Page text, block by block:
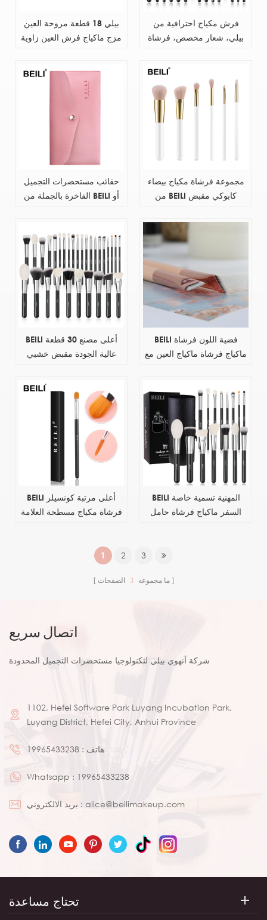
بيلي 18 قطعة مروحة العين
مزج ماكياج فرش العين زاوية
المهنية بالجملة أفضل مصنع
فرش مكياج احترافية من
بيلي، شعار مخصص، فرشاة
النعومة، 15 قطعة بمقبض
خشبي عالي الجودة
حقائب مستحضرات التجميل
الفاخرة بالجملة من BEILI أو
مجموعة فرشاة مكياج بيضاء
من BEILI كابوكي مقبض
وشعر اصطناعي بملصق خاص
منخفض موك مع حقيبة خلاط
brsuh
BEILI أعلى مصنع 30 قطعة
عالية الجودة مقبض خشبي
الحواجب كحل العلامة الخاصة
فرشاة مكياج مجموعة
المحمولة
BEILI فضية اللون فرشاة
ماكياج فرشاة ماكياج العين مع
BEILI أعلى مرتبة كونسيلر
فرشاة مكياج مسطحة العلامة
BEILI المهنية تسمية خاصة
السفر ماكياج فرشاة حامل
المكياج شعار مخصص مع
1 2 3
ما مجموعه 3 الصفحات
اتصال سريع
شركة آنهوي بيلي لتكنولوجيا مستحضرات التجميل المحدودة
1102, Hefei Software Park Luyang Incubation Park,
Luyang District, Hefei City, Anhui Province
هاتف : 19965433238
Whatsapp : 19965433238
بريد الالكتروني : alice@beilimakeup.com
تحتاج مساعدة